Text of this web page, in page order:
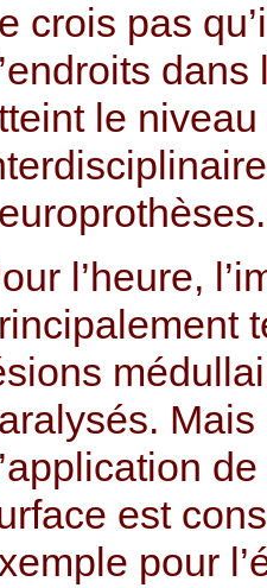
crois pas
dans
le
l’heure,
est
pour